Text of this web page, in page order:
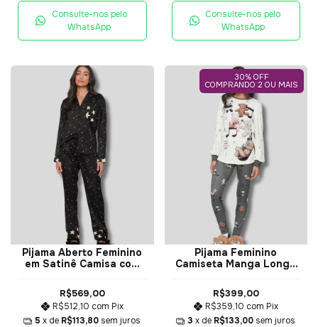
Consulte-nos pelo
WhatsApp
Consulte-nos pelo
WhatsApp
Pijama Aberto Feminino
em Satinê Camisa com
Made Of Stars - Lua Luá
R$569,00
R$512,10 com Pix
5 x de R$113,80 sem juros
30% OFF
COMPRANDO 2 OU MAIS
Pijama Feminino
Camiseta Manga Longa
On - Lua Luá
R$399,00
R$359,10 com Pix
3 x de R$133,00 sem juros